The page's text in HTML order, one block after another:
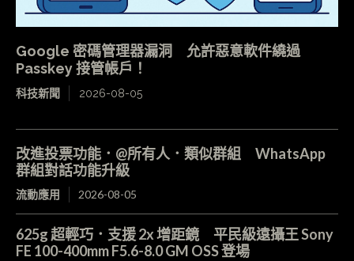
Google 密碼管理器漏洞 允許惡意軟件繞過
Passkey 接管帳戶！
科技新聞 2026-08-05
改進投票功能．@所有人．類似群組 WhatsApp
群組對話功能升級
流動應用 2026-08-05
625g 超輕巧．支援 2x 增距鏡 平民級遠攝王 Sony
FE 100-400mm F5.6-8.0 GM OSS 登場